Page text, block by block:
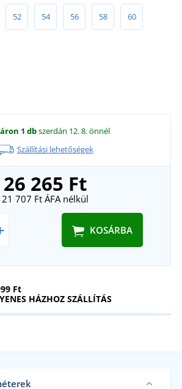
52 54 56 58 60
1 dbszerdán 12. 8.önnél
Szállítási lehetőségek
26 265 Ft
21 707 Ft ÁFA nélkül
KOSÁRBA
Ft
HÁZHOZ SZÁLLÍTÁS